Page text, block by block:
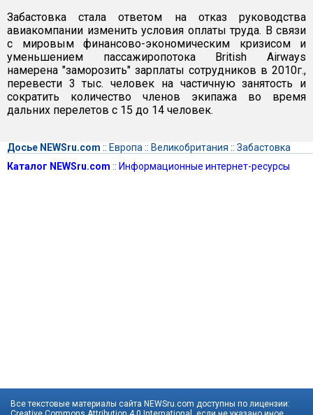
Забастовка стала ответом на отказ руководства
авиакомпании изменить условия оплаты труда. В связи
с мировым финансово-экономическим кризисом и
уменьшением пассажиропотока British Airways
намерена "заморозить" зарплаты сотрудников в 2010г.,
перевести 3 тыс. человек на частичную занятость и
сократить количество членов экипажа во время
дальних перелетов с 15 до 14 человек.
Досье NEWSru.com :: Европа :: Великобритания :: Забастовка
Каталог NEWSru.com :: Информационные интернет-ресурсы
Все текстовые материалы сайта NEWSru.com доступны по лицензии: